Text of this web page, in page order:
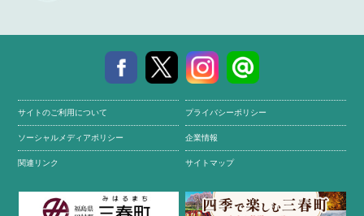
サイトのご利用について プライバシーポリシー
ソーシャルメディアポリシー 企業情報
関連リンク サイトマップ